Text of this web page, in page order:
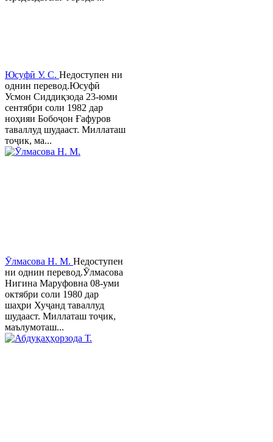
Юсуфӣ У. C. Недоступен ни
однин перевод.Юсуфӣ
Усмон Сиддиқзода 23-юми
сентябри соли 1982 дар
ноҳияи Бобоҷон Ғафуров
таваллуд шудааст. Миллаташ
тоҷик, ма...
Ӯлмасова Н. М. Недоступен
ни однин перевод.Ӯлмасова
Нигина Маруфовна 08-уми
октябри соли 1980 дар
шаҳри Хуҷанд таваллуд
шудааст. Миллаташ тоҷик,
маълумоташ...